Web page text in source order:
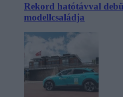
Rekord hatótávval
modellcsaládja